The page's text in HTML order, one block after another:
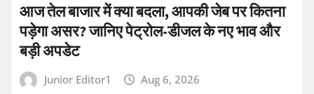
आज तेल बाजार में क्या बदला, आपकी जेब पर कितना
पड़ेगा असर? जानिए पेट्रोल-डीजल के नए भाव और
बड़ी अपडेट
Junior Editor1 Aug 6, 2026